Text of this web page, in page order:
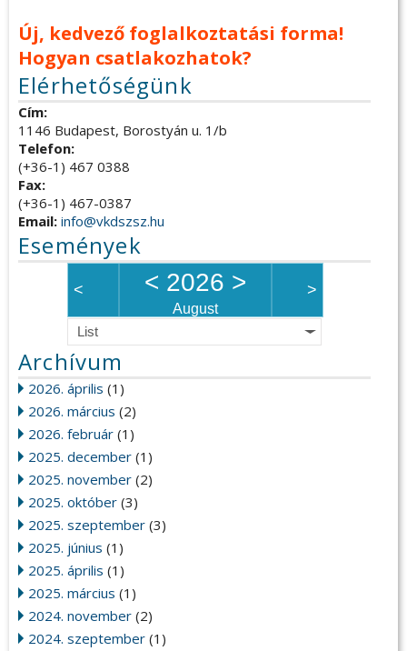
Új, kedvező foglalkoztatási forma!
Hogyan csatlakozhatok?
Elérhetőségünk
Cím:
1146 Budapest, Borostyán u. 1/b
Telefon:
(+36-1) 467 0388
Fax:
(+36-1) 467-0387
Email: info@vkdszsz.hu
Események
< < 2026 >
August
>
List
Archívum
2026. április (1)
2026. március (2)
2026. február (1)
2025. december (1)
2025. november (2)
2025. október (3)
2025. szeptember (3)
2025. június (1)
2025. április (1)
2025. március (1)
2024. november (2)
2024. szeptember (1)